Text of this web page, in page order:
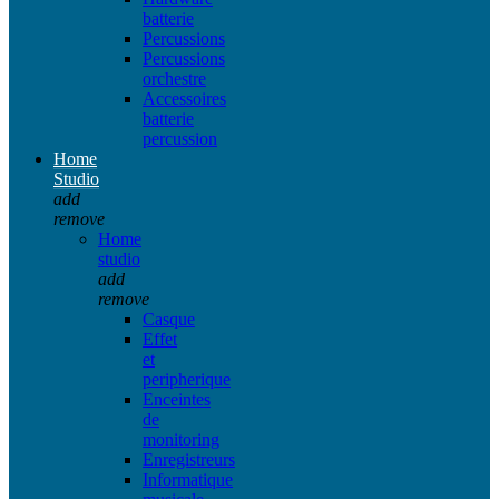
batterie
Percussions
Percussions
orchestre
Accessoires
batterie
percussion
Home
Studio
add
remove
Home
studio
add
remove
Casque
Effet
et
peripherique
Enceintes
de
monitoring
Enregistreurs
Informatique